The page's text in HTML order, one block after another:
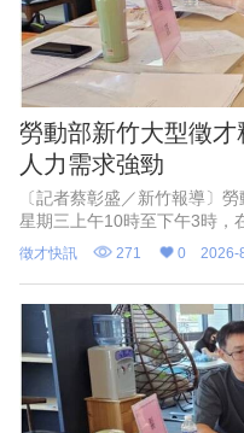
勞動部新竹大型徵
人力需求強勁
〔記者蔡彰盛／新竹報導〕
星期三上午10時至下午3時，
竹地區畢業季」大型現場徵才
科技業廠商高達37家，更邀
集團」進駐現場直接面試，
職者免舟車勞頓，即可與企
與青年求職者踏入竹科科技
徵才快訊 271 0 2026-